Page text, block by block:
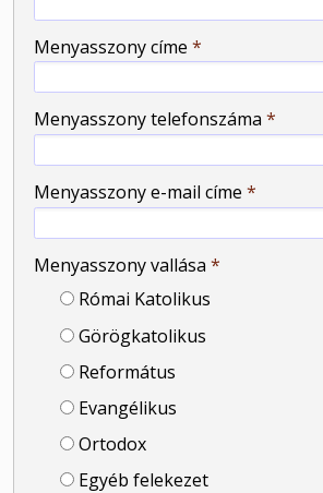
Menyasszony címe *
Menyasszony telefonszáma *
Menyasszony e-mail címe *
Menyasszony vallása *
Római Katolikus
Görögkatolikus
Református
Evangélikus
Ortodox
Egyéb felekezet